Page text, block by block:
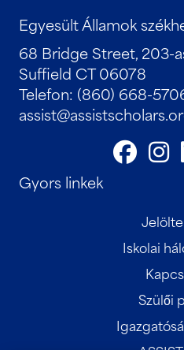
Egyesült Államok
68 Bridge Street, 203-
Suffield CT 06078
Telefon: (860) 668-
Gyors linkek
Iskolai
Szülői